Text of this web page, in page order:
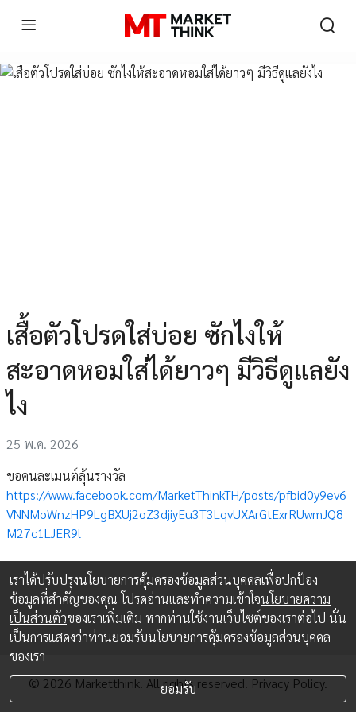
เสื้อตัวโปรดใส่บ่อย ซักไงให้
สะอาดหอมใส่ได้ยาวๆ มีวิธีดูแลยัง
ไง
25 พ.ค. 2026
ขอคนละเมนต์ลุ้นรางวัล
https://www.facebook.com/MarketThinkTH/posts/pfbid0y9ev6
VNNMoWnzHP9LgBXUj2oZ3djiyEu3T3LqvUXArGtExrRUwmJQ8
M27c1LJER9l
© 2026 Marketthink. All rights reserved. Privacy Policy.
เราได้ปรับปรุงนโยบายการคุ้มครองข้อมูลส่วนบุคคลเพื่อปกป้อง
ข้อมูลที่สำคัญของคุณ โปรดอ่านและทำความเข้าใจนโยบายความ
เป็นส่วนตัวของเราเพิ่มเติม หากท่านใช้งานเว็บไซต์ของเราต่อไป นั่น
เป็นการแสดงว่าท่านยอมรับนโยบายการคุ้มครองข้อมูลส่วนบุคคล
ของเรา
ยอมรับ